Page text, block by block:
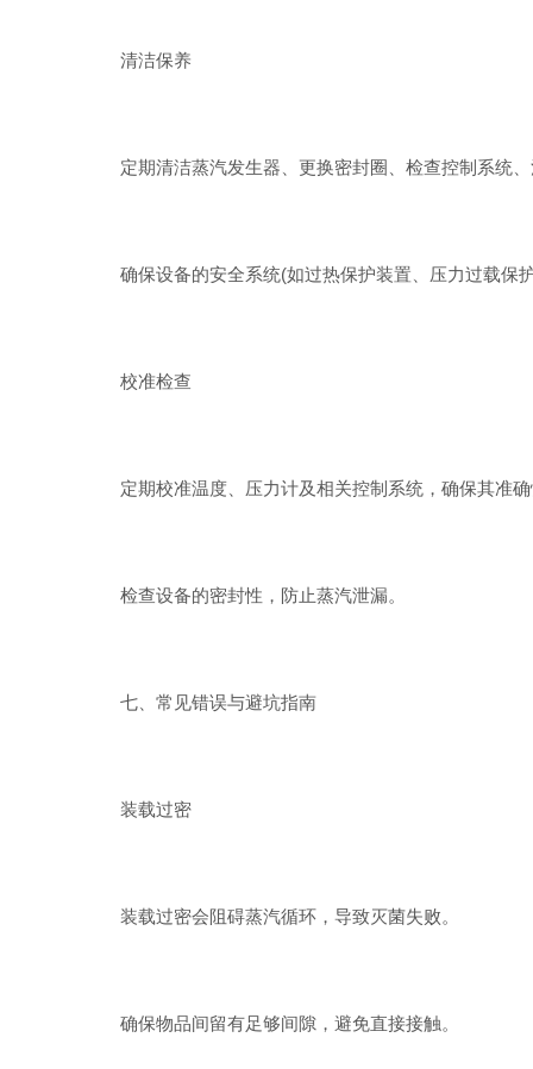
清洁保养
定期清洁蒸汽发生器、更换密封圈、检查控制系统、
确保设备的安全系统(如过热保护装置、压力过载保
校准检查
定期校准温度、压力计及相关控制系统，确保其准确
检查设备的密封性，防止蒸汽泄漏。
七、常见错误与避坑指南
装载过密
装载过密会阻碍蒸汽循环，导致灭菌失败。
确保物品间留有足够间隙，避免直接接触。